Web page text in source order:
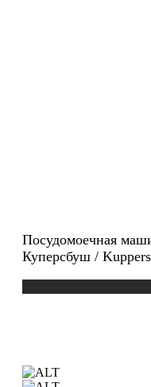
Посудомоечная
Куперсбуш /